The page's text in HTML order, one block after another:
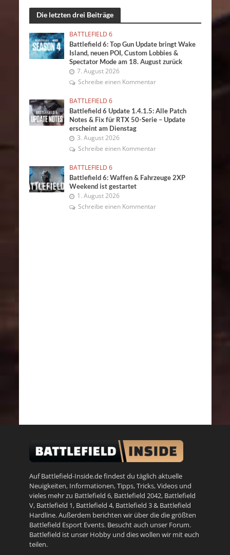
Die letzten drei Beiträge
BATTLEFIELD 6
Battlefield 6: Top Gun Update bringt Wake
Island, neuen POI, Custom Lobbies &
Spectator Mode am 18. August zurück
7. August 2026
Schreibe einen Kommentar
BATTLEFIELD 6
Battlefield 6 Update 1.4.1.5: Alle Patch
Notes & Fix für RTX 50-Serie – Update
erscheint am Dienstag
3. August 2026
Schreibe einen Kommentar
BATTLEFIELD 6
Battlefield 6: Waffen & Fahrzeuge 2XP
Weekend ist gestartet
1. August 2026
Schreibe einen Kommentar
Auf Battlefield-Inside.de findest du täglich aktuelle
Neuigkeiten, Informationen, Tipps, Tricks, Videos und
vieles mehr zu Battlefield 6, Battlefield 2042, Battlefield
V, Battlefield 1, Battlefield 4, Battlefield 3& Battlefield
Hardline. Außerdem berichten wir über die die größten
Battlefield Esport Events. Besucht auch unser Forum.
Battlefield ist unser Hobby und dies wollen wir mit euch
teilen.